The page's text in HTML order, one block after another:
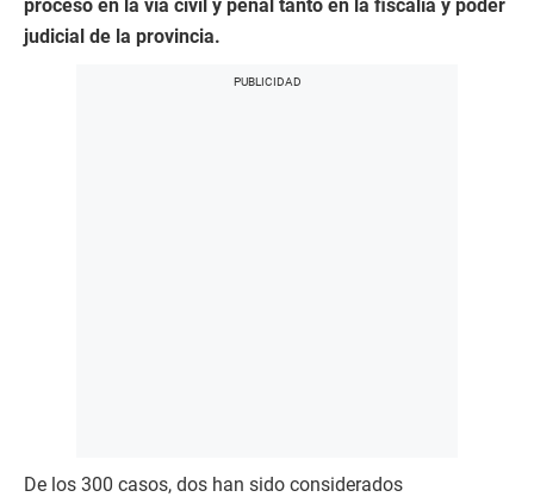
proceso en la vía civil y penal tanto en la fiscalía y poder
judicial de la provincia.
De los 300 casos, dos han sido considerados